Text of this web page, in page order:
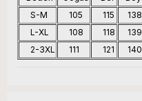
S-M
105 115
138
L-XL
108 118
139
2-3XL
111 121 140